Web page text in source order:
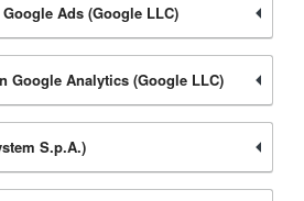
Ads (Google LLC)
Google Analytics (Google LLC)
S.p.A.)